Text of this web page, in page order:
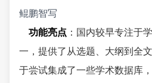
鲲鹏智写
功能亮点 ：国内较早专注于
一，提供了从选题、大纲到全
于尝试集成了一些学术数据库